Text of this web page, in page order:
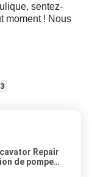
sentez-
moment ! Nous
Repair
de pompe